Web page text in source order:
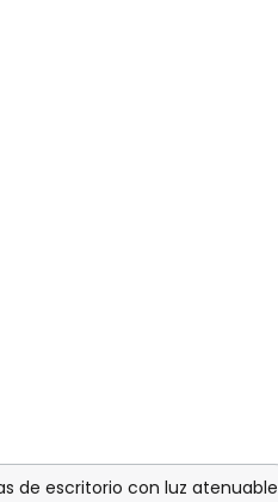
de escritorio con luz atenuable